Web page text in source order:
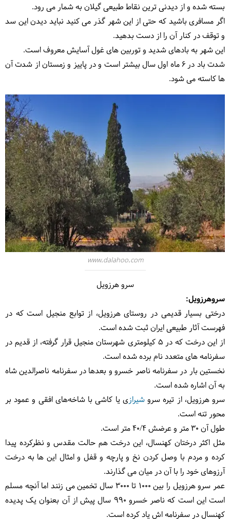
بسته شده و از دیدنی ترین نقاط طبیعی گیلان به شمار می رود.
اگر مسافری باشید که حتی از این شهر گذر می کنید نباید دیدن این سد
و توقف در کنار آن را از دست بدهید.
این شهر به بادهای شدید و توربین های غول آسایش معروف است.
شدت باد در 6 ماه اول سال بیشتر است و در پاییز و زمستان از شدت آن
ها کاسته می شود.
www.dalahoo.com
سرو هرزویل
سروهرزویل:
درختی بسیار قدیمی در روستای هرزویل، از توابع منجیل است که در
فهرست آثار طبیعی ایران ثبت شده است.
از این درخت که در 5 کیلومتری شهرستان منجیل قرار گرفته، از قدیم در
سفرنامه های متعدد نام برده شده است.
نخستین بار در سفرنامه ناصر خسرو و بعدها در سفرنامه ناصرالدین شاه
به آن اشاره شده است.
سرو هرزویل، از تیره سروشیرازی یا کاشی با شاخه‌های افقی و عمود بر
محور تنه است.
طول آن 30 متر و عرضش 40/4 متر است.
مثل اکثر درختان کهنسال، این درخت هم حالت مقدس و نظرکرده پیدا
کرده و مردم با وصل کردن نخ و پارچه و قفل و امثال این ها به درخت
آرزوهای خود را با آن در میان می گذارند.
عمر سرو هرزویل را بین 1000 تا 3000 سال تخمین می زنند اما آنچه مسلم
است این است که ناصر خسرو 990 سال پیش از آن بعنوان یک پدیده
کهنسال در سفرنامه اش یاد کرده است.